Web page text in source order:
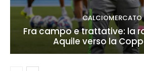
CALCIOMERCATO
Fra campo e trattative: la
Aquile verso la